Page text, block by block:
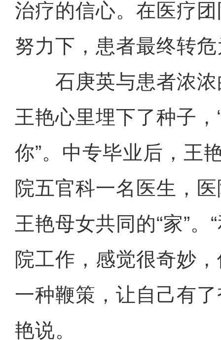
治疗的信心。在医疗
努力下，患者最终转
石庚英与患者浓浓
王艳心里埋下了种子
你”。中专毕业后，王
院五官科一名医生，
王艳母女共同的“家”。
院工作，感觉很奇妙
一种鞭策，让自己有
艳说。